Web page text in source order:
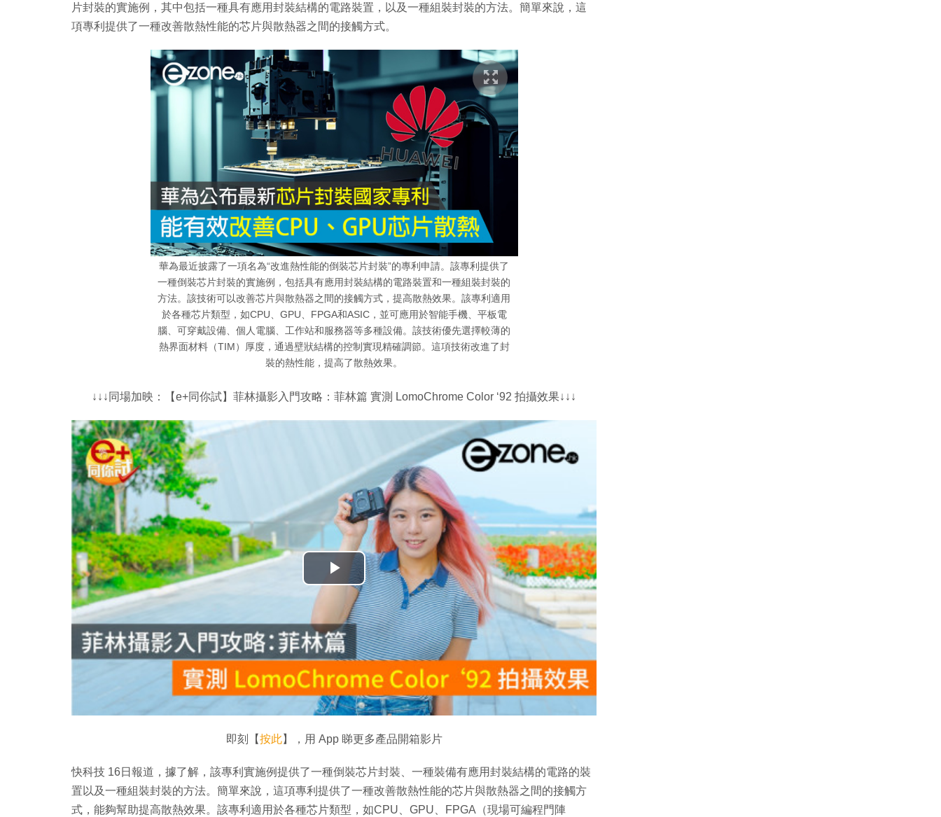
片封裝的實施例，其中包括一種具有應用封裝結構的電路裝置，以及一種組裝封裝的方法。簡單來說，這
項專利提供了一種改善散熱性能的芯片與散熱器之間的接觸方式。
華為最近披露了一項名為“改進熱性能的倒裝芯片封裝”的專利申請。該專利提供了
一種倒裝芯片封裝的實施例，包括具有應用封裝結構的電路裝置和一種組裝封裝的
方法。該技術可以改善芯片與散熱器之間的接觸方式，提高散熱效果。該專利適用
於各種芯片類型，如CPU、GPU、FPGA和ASIC，並可應用於智能手機、平板電
腦、可穿戴設備、個人電腦、工作站和服務器等多種設備。該技術優先選擇較薄的
熱界面材料（TIM）厚度，通過壁狀結構的控制實現精確調節。這項技術改進了封
裝的熱性能，提高了散熱效果。
↓↓↓同場加映：【e+同你試】菲林攝影入門攻略：菲林篇 實測 LomoChrome Color ‘92 拍攝效果↓↓↓
播
放
影
片
即刻【按此】，用 App 睇更多產品開箱影片
快科技 16日報道，據了解，該專利實施例提供了一種倒裝芯片封裝、一種裝備有應用封裝結構的電路的裝
置以及一種組裝封裝的方法。簡單來說，這項專利提供了一種改善散熱性能的芯片與散熱器之間的接觸方
式，能夠幫助提高散熱效果。該專利適用於各種芯片類型，如CPU、GPU、FPGA（現場可編程門陣